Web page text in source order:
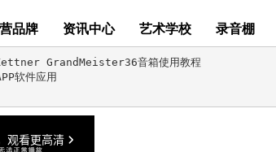
品牌 资讯中心 艺术学校 录音棚
GrandMeister36音箱使用教程
软件应用